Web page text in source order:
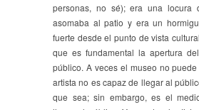
personas, no sé); era una locura
asomaba al patio y era un
fuerte desde el punto de vista
que es fundamental la apertura
público. A veces el museo no
artista no es capaz de llegar al
que sea; sin embargo, es el